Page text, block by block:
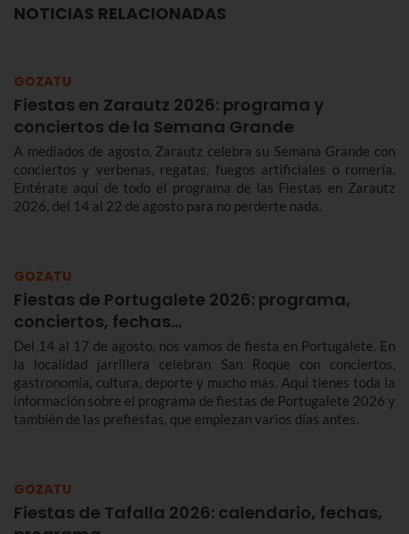
NOTICIAS RELACIONADAS
GOZATU
Fiestas en Zarautz 2026: programa y
conciertos de la Semana Grande
A mediados de agosto, Zarautz celebra su Semana Grande con
conciertos y verbenas, regatas, fuegos artificiales o romería.
Entérate aquí de todo el programa de las Fiestas en Zarautz
2026, del 14 al 22 de agosto para no perderte nada.
GOZATU
Fiestas de Portugalete 2026: programa,
conciertos, fechas…
Del 14 al 17 de agosto, nos vamos de fiesta en Portugalete. En
la localidad jarrillera celebran San Roque con conciertos,
gastronomía, cultura, deporte y mucho más. Aquí tienes toda la
información sobre el programa de fiestas de Portugalete 2026 y
también de las prefiestas, que empiezan varios días antes.
GOZATU
Fiestas de Tafalla 2026: calendario, fechas,